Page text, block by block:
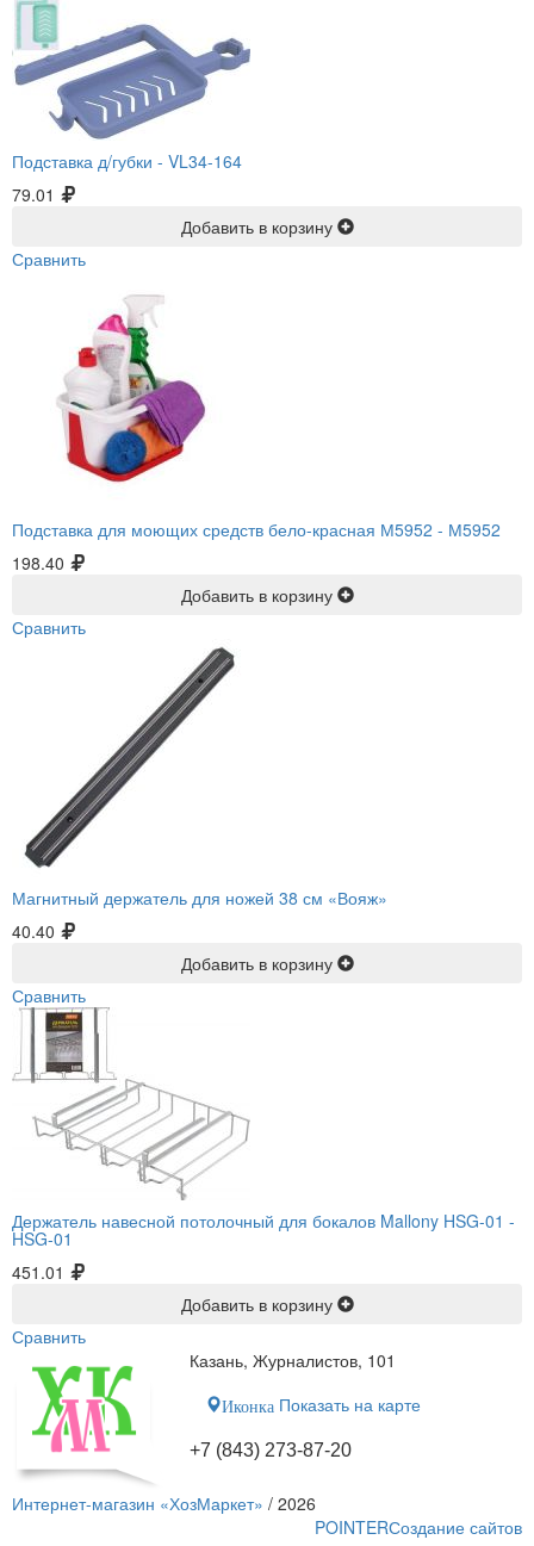
Подставка д/губки - VL34-164
79.01
Добавить в корзину
Сравнить
Подставка для моющих средств бело-красная М5952 - М5952
198.40
Добавить в корзину
Сравнить
Магнитный держатель для ножей 38 см «Вояж»
40.40
Добавить в корзину
Сравнить
Держатель навесной потолочный для бокалов Mallony HSG-01 -
HSG-01
451.01
Добавить в корзину
Сравнить
Казань, Журналистов, 101
Иконка Показать на карте
+7 (843) 273-87-20
Интернет-магазин «ХозМаркет» / 2026
POINTERСоздание сайтов